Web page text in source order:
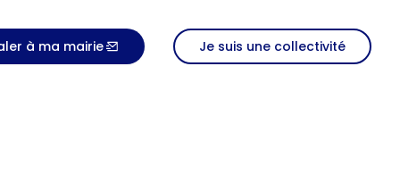
à ma mairie Je suis une collectivité